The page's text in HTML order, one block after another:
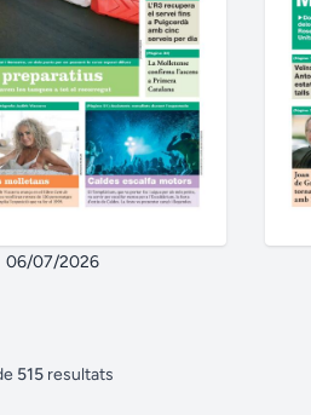
06/07/2026
515 resultats